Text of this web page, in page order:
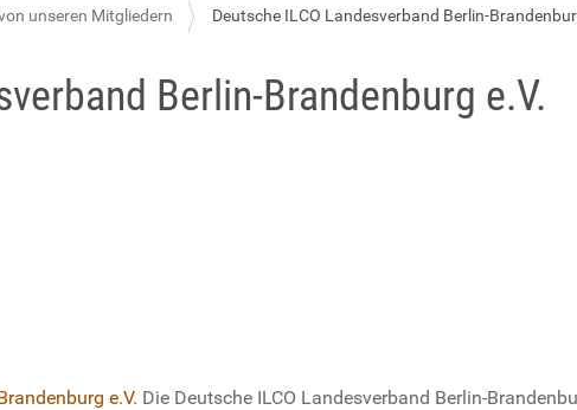
unseren Mitgliedern Deutsche ILCO Landesverband Berlin-
Berlin-Brandenburg e.V.
e.V. Die Deutsche ILCO Landesverband Berlin-